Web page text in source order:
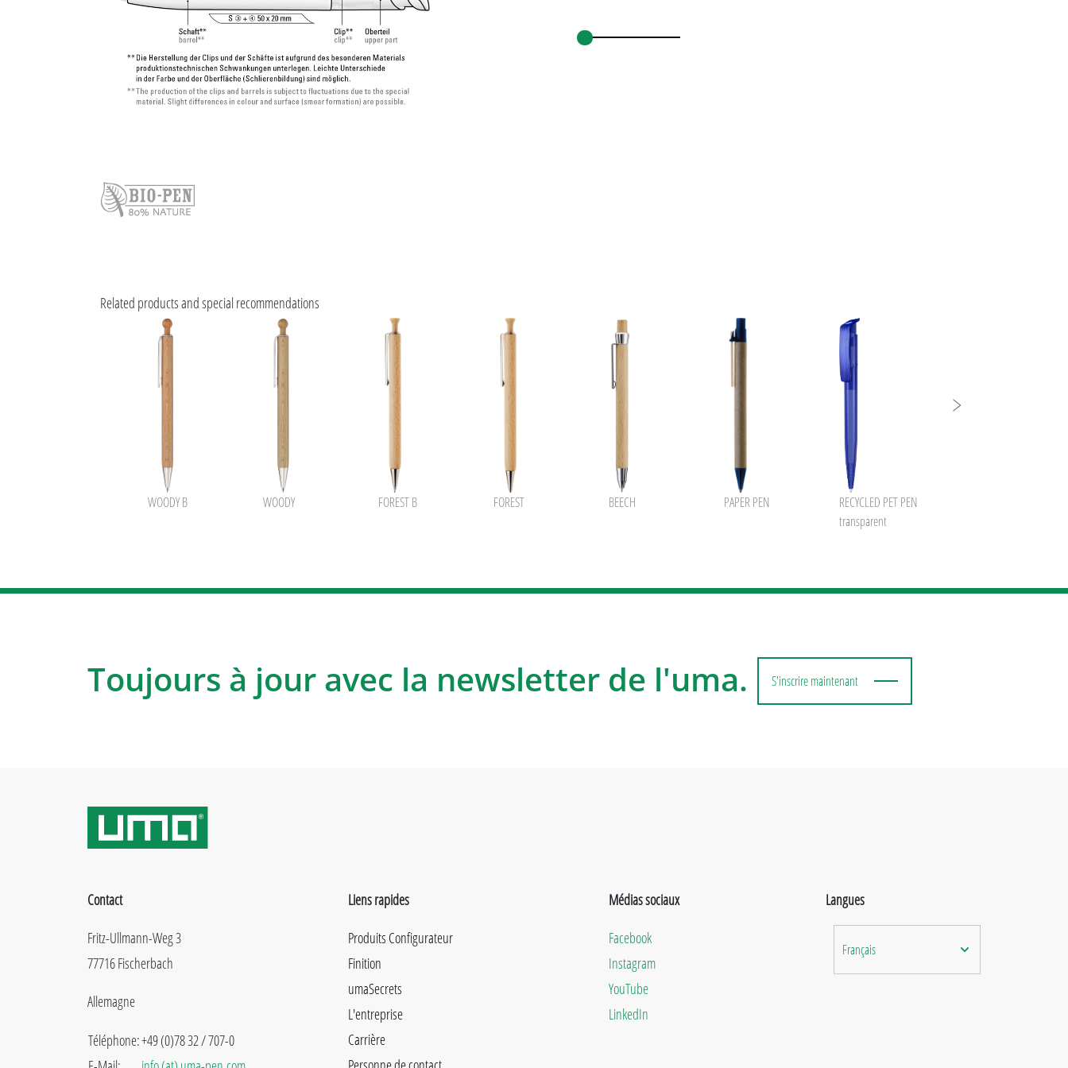
Related products and special recommendations
WOODY B WOODY FOREST B FOREST BEECH PAPER PEN
RECYCLED PET PEN
transparent
Toujours à jour avec la newsletter de l'uma. S'inscrire maintenant
Contact
Fritz-Ullmann-Weg 3
77716 Fischerbach
Allemagne
Téléphone:+49 (0)78 32 / 707-0
Liens rapides
Produits Configurateur
Finition
umaSecrets
L'entreprise
Carrière
Médias sociaux
Facebook
Instagram
YouTube
LinkedIn
Langues
Français